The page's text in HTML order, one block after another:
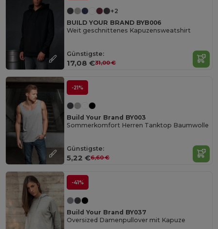
+2
BUILD YOUR BRAND BYB006
Weit geschnittenes Kapuzensweatshirt
Günstigste:
17,08 €31,00 €
-21%
Build Your Brand BY003
Sommerkomfort Herren Tanktop Baumwolle
Günstigste:
5,22 €6,60 €
-41%
Build Your Brand BY037
Oversized Damenpullover mit Kapuze